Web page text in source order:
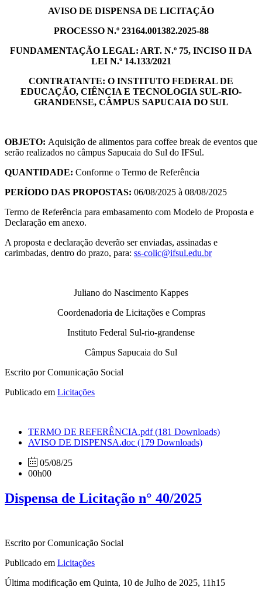
AVISO DE DISPENSA DE LICITAÇÃO
PROCESSO N.º 23164.001382.2025-88
FUNDAMENTAÇÃO LEGAL: ART. N.º 75, INCISO II DA
LEI N.º 14.133/2021
CONTRATANTE: O INSTITUTO FEDERAL DE
EDUCAÇÃO, CIÊNCIA E TECNOLOGIA SUL-RIO-
GRANDENSE, CÂMPUS SAPUCAIA DO SUL
OBJETO: Aquisição de alimentos para coffee break de eventos que
serão realizados no câmpus Sapucaia do Sul do IFSul.
QUANTIDADE: Conforme o Termo de Referência
PERÍODO DAS PROPOSTAS: 06/08/2025 à 08/08/2025
Termo de Referência para embasamento com Modelo de Proposta e
Declaração em anexo.
A proposta e declaração deverão ser enviadas, assinadas e
carimbadas, dentro do prazo, para: ss-colic@ifsul.edu.br
Juliano do Nascimento Kappes
Coordenadoria de Licitações e Compras
Instituto Federal Sul-rio-grandense
Câmpus Sapucaia do Sul
Escrito por Comunicação Social
Publicado em Licitações
TERMO DE REFERÊNCIA.pdf(181 Downloads)
AVISO DE DISPENSA.doc (179 Downloads)
05/08/25
00h00
Dispensa de Licitação n° 40/2025
Escrito por Comunicação Social
Publicado em Licitações
Última modificação em Quinta, 10 de Julho de 2025, 11h15